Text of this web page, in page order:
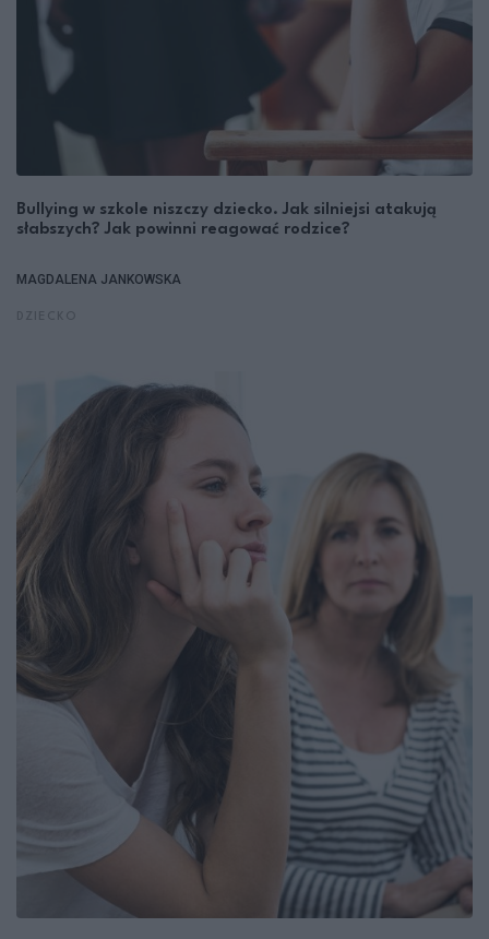
Bullying w szkole niszczy dziecko. Jak silniejsi atakują
słabszych? Jak powinni reagować rodzice?
MAGDALENA JANKOWSKA